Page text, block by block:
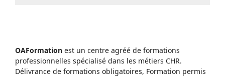
OAFormation est un centre agréé de formations
professionnelles spécialisé dans les métiers CHR.
Délivrance de formations obligatoires, Formation permis